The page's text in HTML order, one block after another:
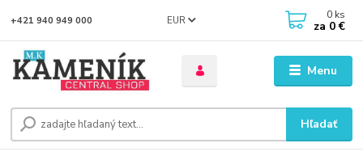
Menu
EUR
Hľadať
+421 940 949 000 0 ks
za 0 €